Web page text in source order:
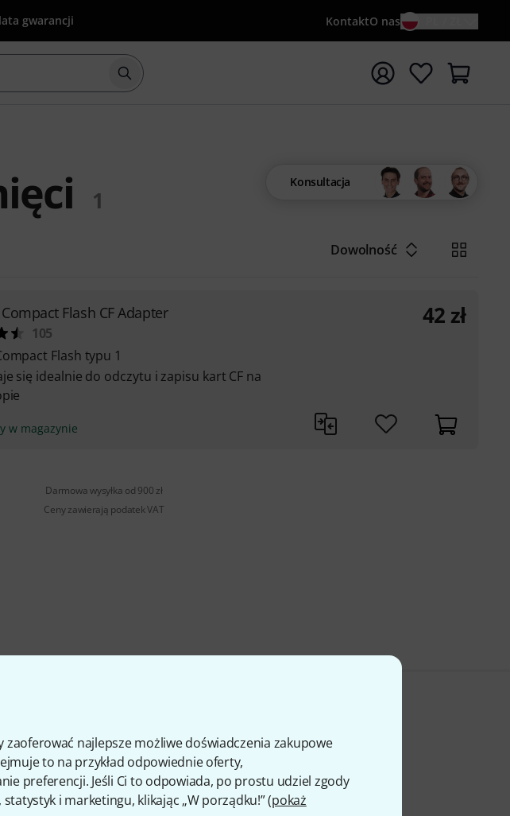
najlepsze możliwe doświadczenia zakupowe
to na przykład odpowiednie oferty,
preferencji. Jeśli Ci to odpowiada, po prostu udziel zgody
i marketingu, klikając „W porządku!” (pokaż
gwarancji KontaktO nas
Rozpocznij wyszukiwanie od słowa kluczowego {searchTerm}
1
Konsultacja
Dowolność
Compact Flash CF Adapter
105
Flash typu 1
się idealnie do odczytu i zapisu kart CF na
w magazynie
42 zł
Darmowa wysyłka od 900 zł
Ceny zawierają podatek VAT
co widzisz?
Pomoc i opinie